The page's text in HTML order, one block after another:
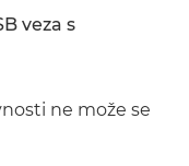
veza s
ne može se